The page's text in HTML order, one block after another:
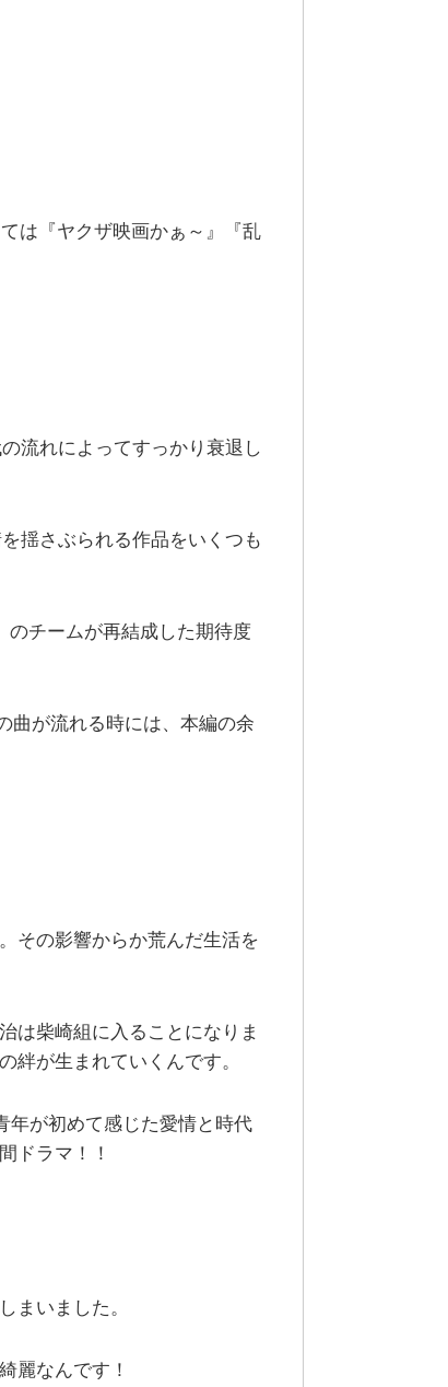
は『ヤクザ映画かぁ～』『乱
流れによってすっかり衰退し
揺さぶられる作品をいくつも
のチームが再結成した期待度
曲が流れる時には、本編の余
その影響からか荒んだ生活を
は柴崎組に入ることになりま
絆が生まれていくんです。
年が初めて感じた愛情と時代
ドラマ！！
まいました。
麗なんです！